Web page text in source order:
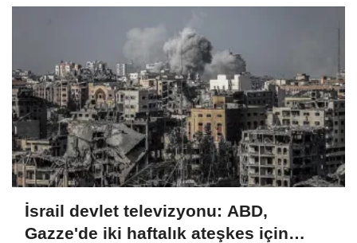
İsrail devlet televizyonu: ABD,
Gazze'de iki haftalık ateşkes için